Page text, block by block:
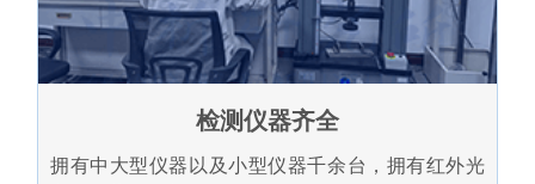
检测仪器齐全
拥有中大型仪器以及小型仪器千余台，拥有红外光